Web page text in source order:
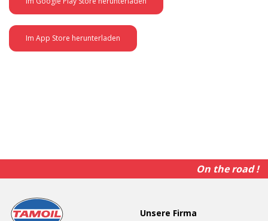
Im App Store herunterladen
On the road !
Unsere Firma